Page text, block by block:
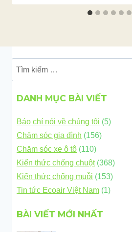
Tìm
kiếm
cho:
DANH MỤC BÀI VIẾT
Báo chí nói về chúng tôi (5)
Chăm sóc gia đình (156)
Chăm sóc xe ô tô (110)
Kiến thức chống chuột(368)
Kiến thức chống muỗi (153)
Tin tức Ecoair Việt Nam (1)
BÀI VIẾT MỚI NHẤT